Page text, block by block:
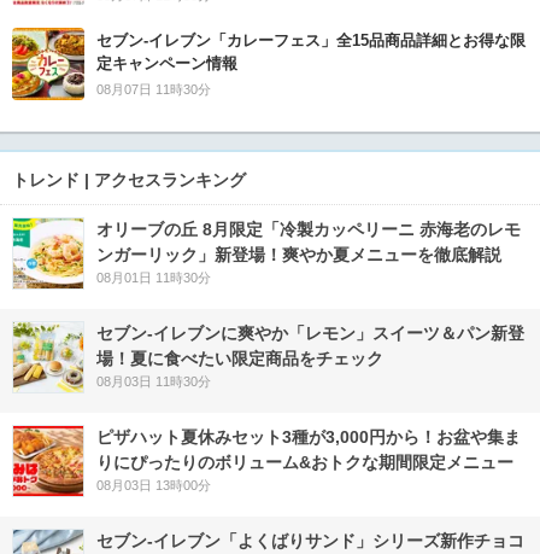
セブン‐イレブン「カレーフェス」全15品商品詳細とお得な限
定キャンペーン情報
08月07日 11時30分
トレンド | アクセスランキング
オリーブの丘 8月限定「冷製カッペリーニ 赤海老のレモ
ンガーリック」新登場！爽やか夏メニューを徹底解説
08月01日 11時30分
セブン‐イレブンに爽やか「レモン」スイーツ＆パン新登
場！夏に食べたい限定商品をチェック
08月03日 11時30分
ピザハット夏休みセット3種が3,000円から！お盆や集ま
りにぴったりのボリューム&おトクな期間限定メニュー
08月03日 13時00分
セブン‐イレブン「よくばりサンド」シリーズ新作チョコ